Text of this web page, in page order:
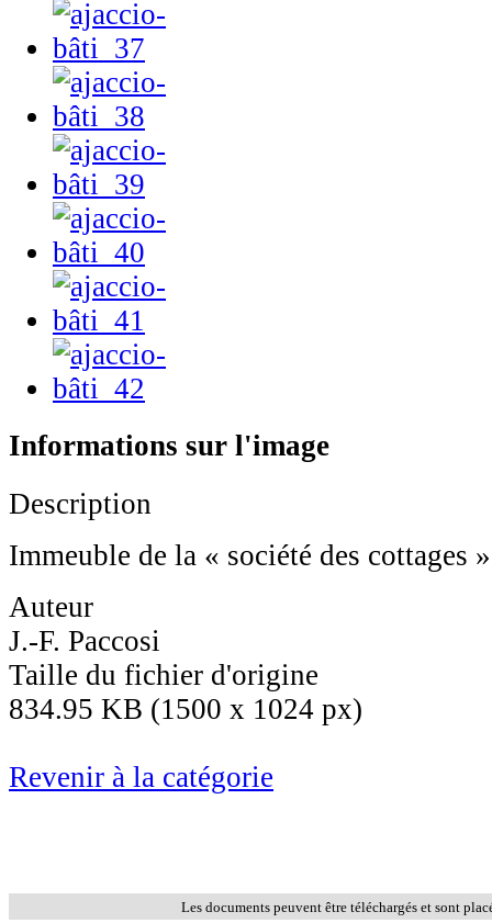
Informations sur l'image
Description
Immeuble de la « société des cottages
Auteur
J.-F. Paccosi
Taille du fichier d'origine
834.95 KB (1500 x 1024 px)
Revenir à la catégorie
Les documents peuvent être téléchargés et sont